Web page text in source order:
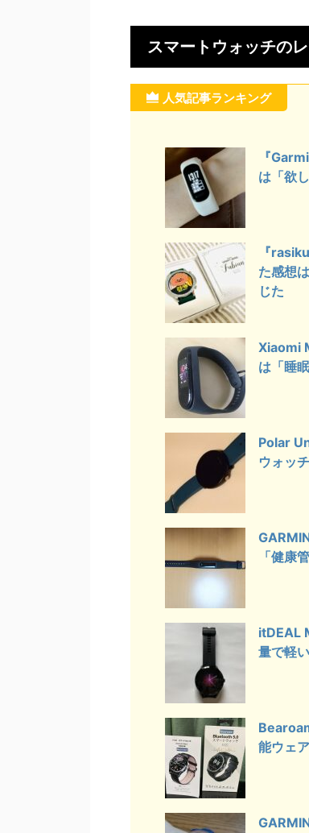
をご紹介します。 購入したガジェ
ットを実際に使ってみて良かった
購入する前に評価や口コミが気に
なっている方は参考にしてくださ
created by Rinker Apple(アップ
ル) Amazon 楽天市場 Yahooショ
ッピング 気に入っているところ ...
スマートウォッチの
人気記事ランキング
『
は「欲
『
た感想
じた
Xiaomi
は「睡
Polar
ウォッ
「健康
itDEAL
量で軽
能ウェ